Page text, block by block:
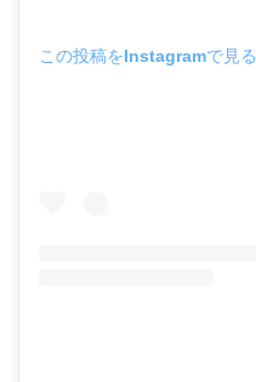
この投稿をInstagramで見る